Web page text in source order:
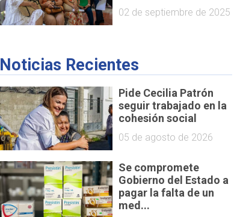
02 de septiembre de 2025
Noticias Recientes
Pide Cecilia Patrón
seguir trabajado en la
cohesión social
05 de agosto de 2026
Se compromete
Gobierno del Estado a
pagar la falta de un
med...